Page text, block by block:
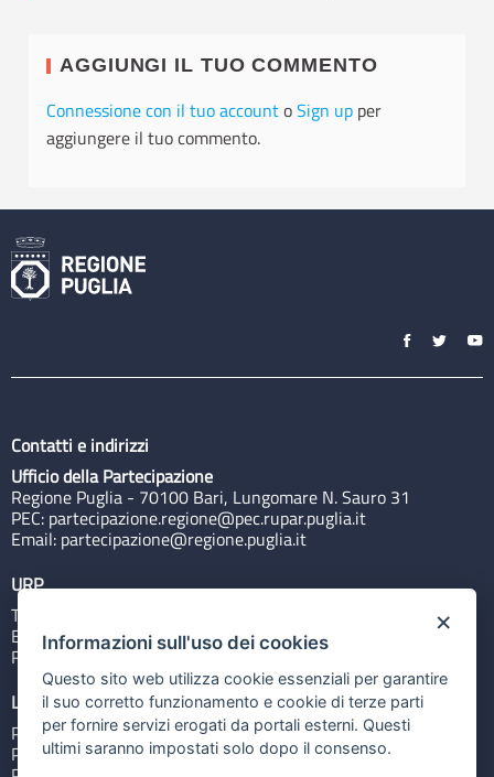
AGGIUNGI IL TUO COMMENTO
Connessione con il tuo accountoSign up per
aggiungere il tuo commento.
Contatti e indirizzi
Ufficio della Partecipazione
Regione Puglia - 70100 Bari, Lungomare N. Sauro 31
PEC: partecipazione.regione@pec.rupar.puglia.it
Email: partecipazione@regione.puglia.it
URP
Tel: 800713939
Email:quiregione@regione.puglia.it
Rubrica
Link utili
Portale Istituzionale
PO FESR Puglia 2014-2020
×
Informazioni sull'uso dei cookies
Questo sito web utilizza cookie essenziali per garantire
il suo corretto funzionamento e cookie di terze parti
per fornire servizi erogati da portali esterni. Questi
ultimi saranno impostati solo dopo il consenso.